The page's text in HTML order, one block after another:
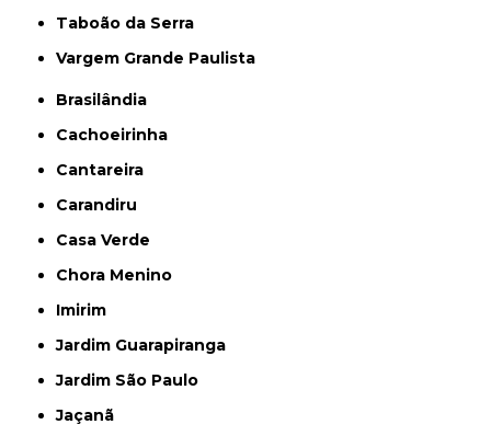
Taboão da Serra
Vargem Grande Paulista
Brasilândia
Cachoeirinha
Cantareira
Carandiru
Casa Verde
Chora Menino
Imirim
Jardim Guarapiranga
Jardim São Paulo
Jaçanã